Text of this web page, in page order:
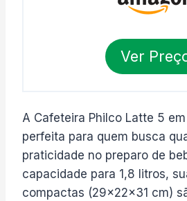
Ver
A Cafeteira Philco Latte 5 em
perfeita para quem busca
praticidade no preparo de
capacidade para 1,8 litros,
compactas (29x22x31 cm)